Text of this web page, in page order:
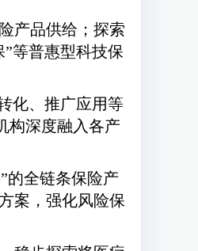
产品供给；探索
等普惠型科技保
化、推广应用等
构深度融入各产
的全链条保险产
案，强化风险保